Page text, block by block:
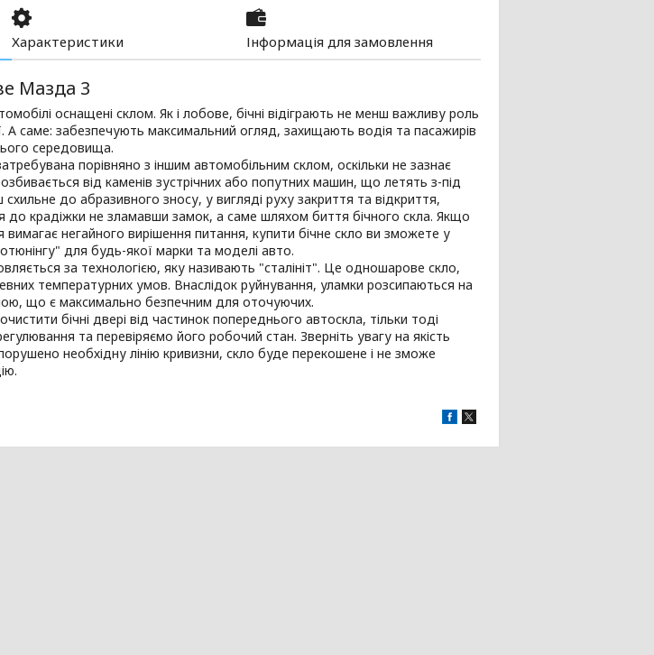
Характеристики Інформація для замовлення
Мазда 3
оснащені склом. Як і лобове, бічні відіграють не менш важливу роль
А саме: забезпечують максимальний огляд, захищають водія та пасажирів
середовища.
порівняно з іншим автомобільним склом, оскільки не зазнає
від каменів зустрічних або попутних машин, що летять з-під
схильне до абразивного зносу, у вигляді руху закриття та відкриття,
до крадіжки не зламавши замок, а саме шляхом биття бічного скла. Якщо
вимагає негайного вирішення питання, купити бічне скло ви зможете у
для будь-якої марки та моделі авто.
за технологією, яку називають "сталініт". Це одношарове скло,
температурних умов. Внаслідок руйнування, уламки розсипаються на
що є максимально безпечним для оточуючих.
бічні двері від частинок попереднього автоскла, тільки тоді
та перевіряємо його робочий стан. Зверніть увагу на якість
необхідну лінію кривизни, скло буде перекошене і не зможе